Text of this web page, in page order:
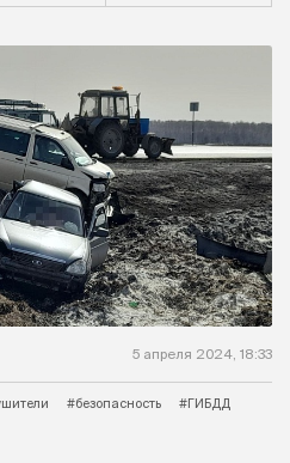
5 апреля 2024, 18:33
#безопасность #ГИБДД